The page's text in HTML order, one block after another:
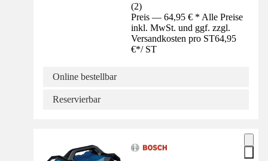
(2)
Preis — 64,95 € * Alle Preise
inkl. MwSt. und ggf. zzgl.
Versandkosten pro ST64,95
€*/ ST
Online bestellbar
Reservierbar